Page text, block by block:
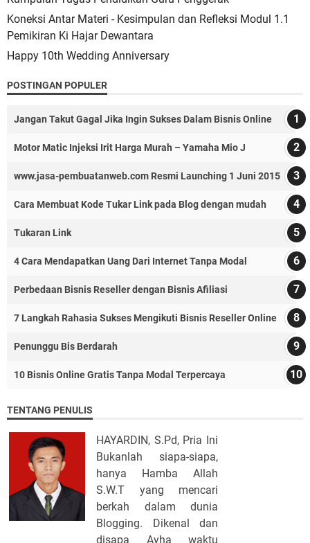
Koneksi Antar Materi - Kesimpulan dan Refleksi Modul 1.1
Pemikiran Ki Hajar Dewantara
Happy 10th Wedding Anniversary
POSTINGAN POPULER
Jangan Takut Gagal Jika Ingin Sukses Dalam Bisnis Online
Motor Matic Injeksi Irit Harga Murah – Yamaha Mio J
www.jasa-pembuatanweb.com Resmi Launching 1 Juni 2015
Cara Membuat Kode Tukar Link pada Blog dengan mudah
Tukaran Link
4 Cara Mendapatkan Uang Dari Internet Tanpa Modal
Perbedaan Bisnis Reseller dengan Bisnis Afiliasi
7 Langkah Rahasia Sukses Mengikuti Bisnis Reseller Online
Penunggu Bis Berdarah
10 Bisnis Online Gratis Tanpa Modal Terpercaya
TENTANG PENULIS
HAYARDIN, S.Pd, Pria Ini
Bukanlah siapa-siapa,
hanya Hamba Allah
S.W.T yang mencari
berkah dalam dunia
Blogging. Dikenal dan
disapa Ayha waktu